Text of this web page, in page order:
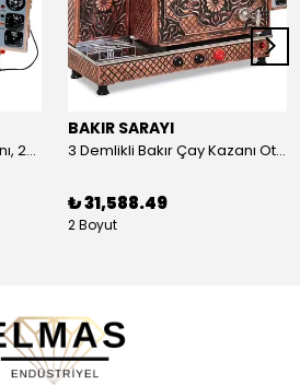
2 Demlikli Bakır Çay Kazanı, 25 Litre
BAKIR SARAYI
3 Demlikli Bakır Çay Kazanı Otomatik, 30 Litre
₺ 31,588.49
2 Boyut